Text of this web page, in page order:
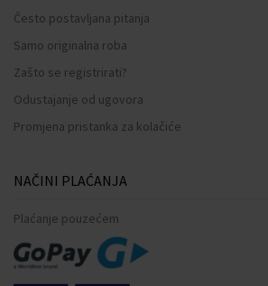
Često postavljana pitanja
Samo originalna roba
Zašto se registrirati?
Odustajanje od ugovora
Promjena pristanka za kolačiće
NAČINI PLAĆANJA
Plaćanje pouzećem